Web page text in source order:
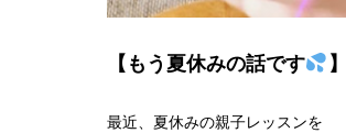
【もう夏休みの話です 】
最近、夏休みの親子レッスンを